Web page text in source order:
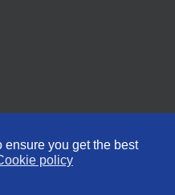
you get the best
policy